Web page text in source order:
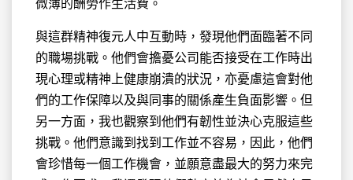
微薄的酬勞作生活費。
與這群精神復元人中互動時，發現他們面臨著不同
的職場挑戰。他們會擔憂公司能否接受在工作時出
現心理或精神上健康崩潰的狀況，亦憂慮這會對他
們的工作保障以及與同事的關係產生負面影響。但
另一方面，我也觀察到他們有韌性並決心克服這些
挑戰。他們意識到找到工作並不容易，因此，他們
會珍惜每一個工作機會，並願意盡最大的努力來完